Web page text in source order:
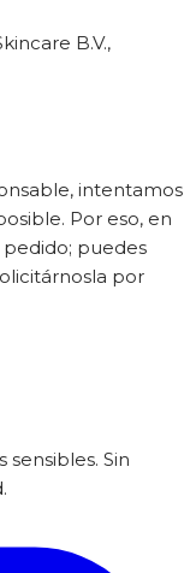
B.V.,
intentamos
Por eso, en
puedes
por
Sin